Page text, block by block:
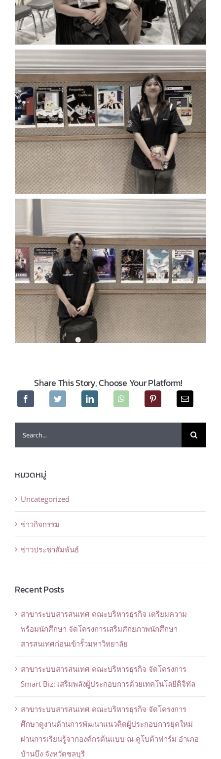
Share This Story, Choose Your Platform!
for:
หมวดหมู่
Uncategorized
ข่าวกิจกรรม
ข่าวประชาสัมพันธ์
Recent Posts
สาขาระบบสารสนเทศ คณะบริหารธุรกิจ เตรียมความ
พร้อมนักศึกษา จัดโครงการเสริมศักยภาพนักศึกษา
สารสนเทศก่อนเข้ารั้วมหาวิทยาลัย
สาขาระบบสารสนเทศ คณะบริหารธุรกิจ จัดโครงการ
Smart Biz: เสริมพลังผู้ประกอบการด้วยเทคโนโลยีดิจิทัล
สาขาระบบสารสนเทศ คณะบริหารธุรกิจ จัดโครงการ
ศึกษาดูงานด้านการพัฒนาแนวคิดผู้ประกอบการยุคใหม่
ผ่านการเรียนรู้จากองค์กรต้นแบบ ณ คูโบต้าฟาร์ม อำเภอ
บ้านบึง จังหวัดชลบุรี